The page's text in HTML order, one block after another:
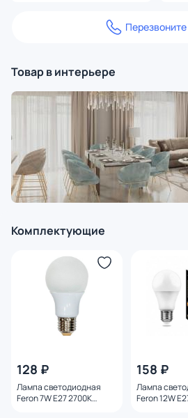
Товар в интерьере
Комплектующие
128 ₽
Лампа светодиодная
Feron 7W E27 2700K
158 ₽
Лампа
Feron 12W